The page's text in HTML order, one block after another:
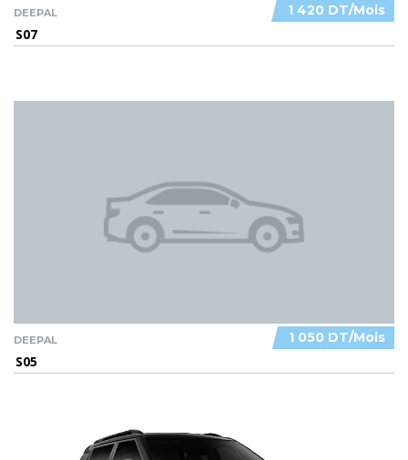
1 420 DT/Mois
DEEPAL
S07
1 050 DT/Mois
DEEPAL
S05